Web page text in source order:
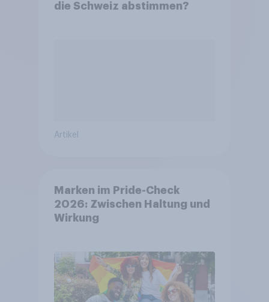
die Schweiz abstimmen?
Artikel
Marken im Pride-Check
2026: Zwischen Haltung und
Wirkung